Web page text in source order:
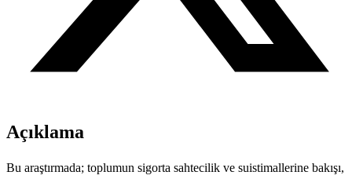
Açıklama
Bu araştırmada; toplumun sigorta sahtecilik ve suistimallerine bakışı,